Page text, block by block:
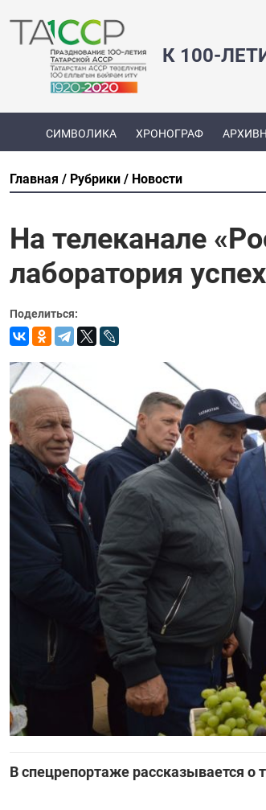
К 100-
СИМВОЛИКА ХРОНОГРАФ
Главная Рубрики Новости
На телеканале
лаборатория
Поделиться:
В спецрепортаже рассказывается о